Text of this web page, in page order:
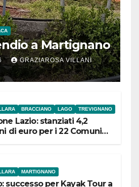
a Martignano
GRAZIAROSA VILLANI
BRACCIANO LAGO TREVIGNANO
Lazio: stanziati 4,2
di euro per i 22 Comuni
MARTIGNANO
successo per Kayak Tour a